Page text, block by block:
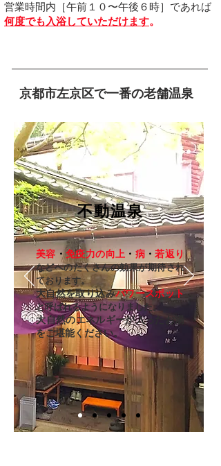
営業時間内［午前１０〜午後６時］であれば
何度でも入浴していただけます。
京都市左京区で一番の老舗温泉
不動温泉
美容 ・免疫力の向上 ・ 病・若返り
などへのたくさんの効果が期待され
ております。
大自然を取り込みパワースポット
と呼ばれるようになりました。
​大自然のエネルギーが入ったお湯
をご堪能ください。